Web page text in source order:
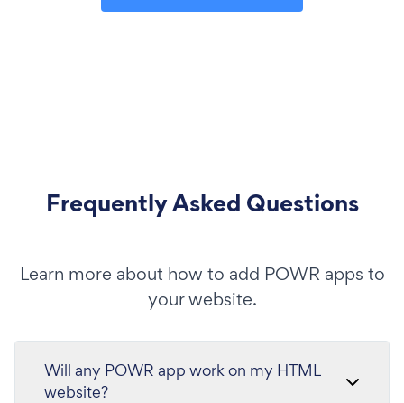
Frequently Asked Questions
Learn more about how to add POWR apps to
your website.
Will any POWR app work on my HTML
website?